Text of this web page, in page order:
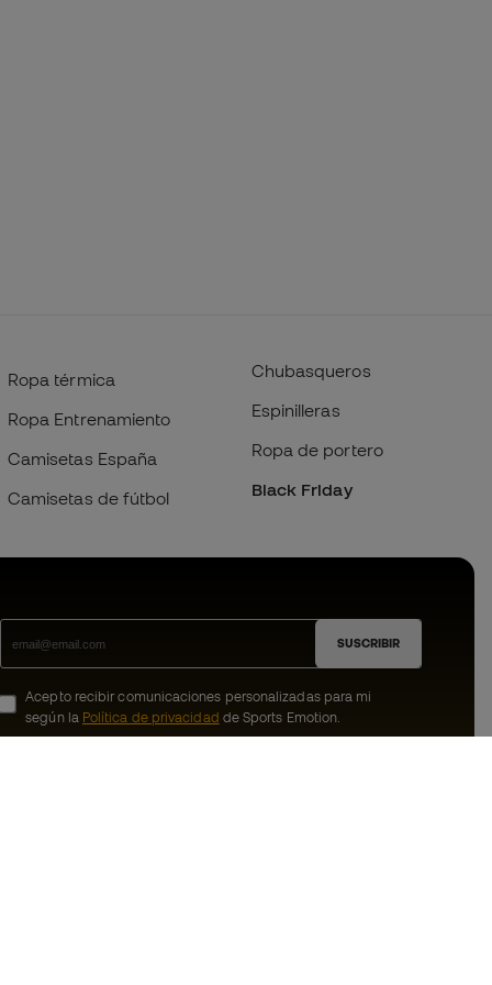
Ropa térmica
Ropa Entrenamiento
Camisetas España
Camisetas de fútbol
Chubasqueros
Espinilleras
Ropa de portero
Black Friday
SUSCRIBIR
Acepto recibir comunicaciones personalizadas para mi
según la Política de privacidad de Sports Emotion.